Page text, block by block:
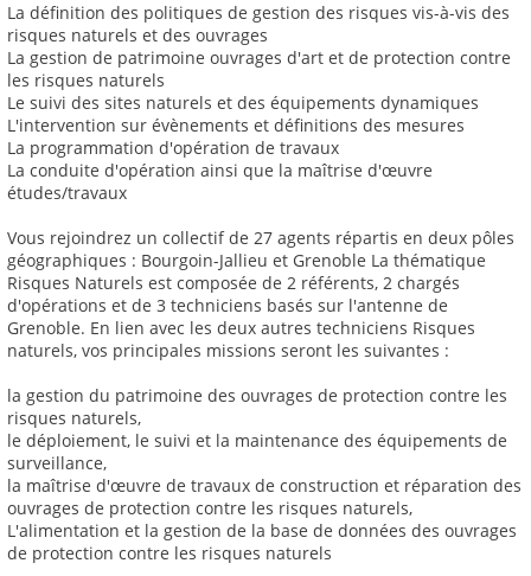
La définition des politiques de gestion des risques vis-à-vis des
risques naturels et des ouvrages
La gestion de patrimoine ouvrages d'art et de protection contre
les risques naturels
Le suivi des sites naturels et des équipements dynamiques
L'intervention sur évènements et définitions des mesures
La programmation d'opération de travaux
La conduite d'opération ainsi que la maîtrise d'œuvre
études/travaux
Vous rejoindrez un collectif de 27 agents répartis en deux pôles
géographiques : Bourgoin-Jallieu et Grenoble La thématique
Risques Naturels est composée de 2 référents, 2 chargés
d'opérations et de 3 techniciens basés sur l'antenne de
Grenoble. En lien avec les deux autres techniciens Risques
naturels, vos principales missions seront les suivantes :
la gestion du patrimoine des ouvrages de protection contre les
risques naturels,
le déploiement, le suivi et la maintenance des équipements de
surveillance,
la maîtrise d'œuvre de travaux de construction et réparation des
ouvrages de protection contre les risques naturels,
L'alimentation et la gestion de la base de données des ouvrages
de protection contre les risques naturels